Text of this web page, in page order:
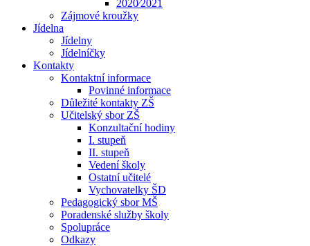
2020⁄2021
Zájmové kroužky
Jídelna
Jídelny
Jídelníčky
Kontakty
Kontaktní informace
Povinné informace
Důležité kontakty ZŠ
Učitelský sbor ZŠ
Konzultační hodiny
I. stupeň
II. stupeň
Vedení školy
Ostatní učitelé
Vychovatelky ŠD
Pedagogický sbor MŠ
Poradenské služby školy
Spolupráce
Odkazy